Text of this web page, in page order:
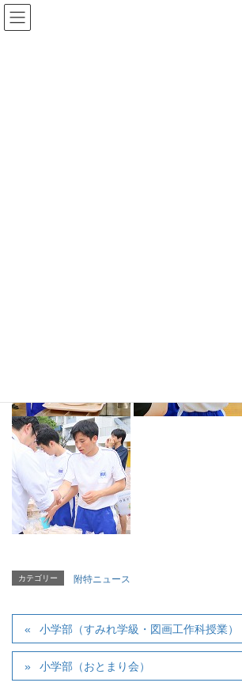
カテゴリー 附特ニュース
小学部（すみれ学級・図画工作科授業）
小学部（おとまり会）